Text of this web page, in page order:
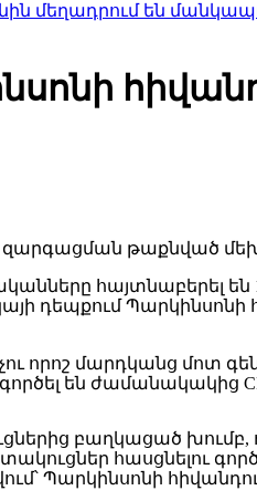
են մանկապղծության
հայտնաբերել
դեպքում
որոշ մարդկանց մոտ
են ժամանակակից
բաղկացած խումբ,
հասցնելու
Պարկինսոնի